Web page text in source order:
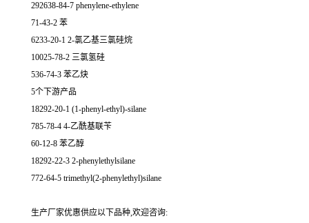
292638-84-7 phenylene-ethylene
71-43-2 苯
6233-20-1 2-氯乙基三氯硅烷
10025-78-2 三氯氢硅
536-74-3 苯乙炔
5个下游产品
18292-20-1 (1-phenyl-ethyl)-silane
785-78-4 4-乙酰基联苄
60-12-8 苯乙醇
18292-22-3 2-phenylethylsilane
772-64-5 trimethyl(2-phenylethyl)silane
生产厂家优惠供应以下品种,欢迎咨询: